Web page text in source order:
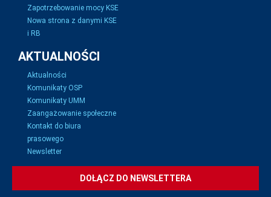
Zapotrzebowanie mocy KSE
Nowa strona z danymi KSE
i RB
AKTUALNOŚCI
Aktualności
Komunikaty OSP
Komunikaty UMM
Zaangażowanie społeczne
Kontakt do biura
prasowego
Newsletter
DOŁĄCZ DO NEWSLETTERA